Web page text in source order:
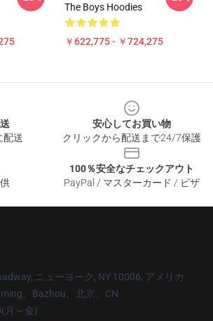
The Boys Hoodies
￥622,775 - ￥724,275
配送
安心してお買い物
クリックから配送まで24/7保護
100％安全なチェックアウト
PayPal / マスターカード / ビザ
ニューヨーク, NY 10006, アメリカ
、Bazhou、北京、CN
月～金)